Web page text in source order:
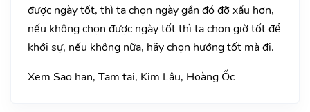
được ngày tốt, thì ta chọn ngày gần đó đỡ xấu hơn,
nếu không chọn được ngày tốt thì ta chọn giờ tốt để
khởi sự, nếu không nữa, hãy chọn hướng tốt mà đi.
Xem Sao hạn, Tam tai, Kim Lâu, Hoàng Ốc